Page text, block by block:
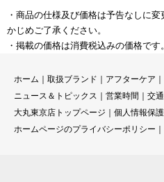
・商品の仕様及び価格は予告なしに
かじめご了承ください。
・掲載の価格は消費税込みの価格です。
ホーム 取扱ブランド アフターケア
ニュース＆トピックス
営業時間 交
大丸東京店トップページ
個人情報保
ホームページのプライバシーポリシー